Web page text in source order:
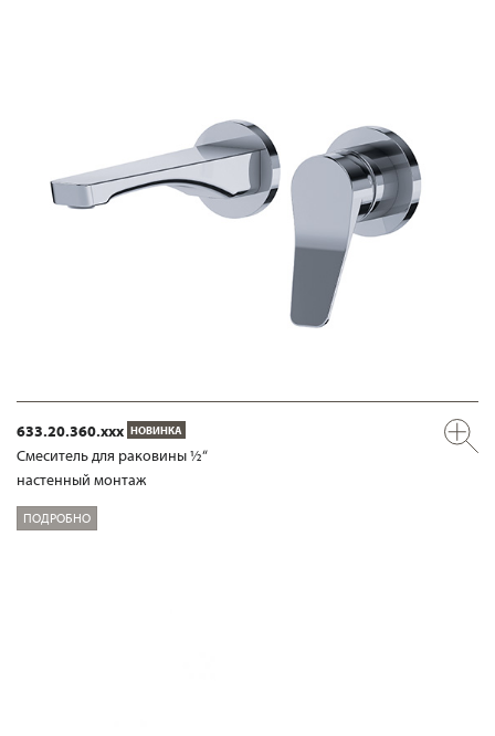
633.20.360.xxx НОВИНКА
Смеситель для раковины ½“
настенный монтаж
ПОДРОБНО